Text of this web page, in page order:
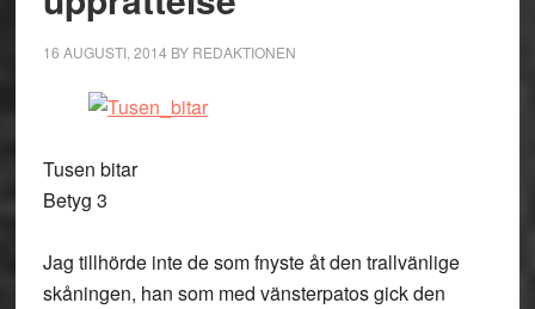
16 AUGUSTI, 2014 BY REDAKTIONEN
Tusen bitar
Betyg 3
Jag tillhörde inte de som fnyste åt den trallvänlige
skåningen, han som med vänsterpatos gick den